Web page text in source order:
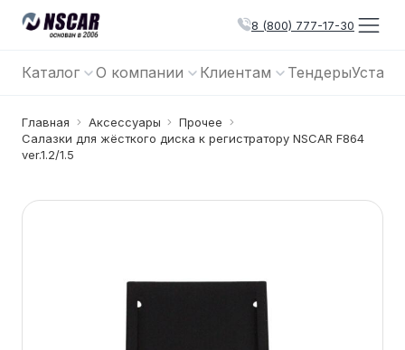
8 (800) 777-17-30
Каталог О компании Клиентам Тендеры
Главная Аксессуары
Прочее
Салазки для жёсткого диска к регистратору NSCAR F864
ver.1.2/1.5